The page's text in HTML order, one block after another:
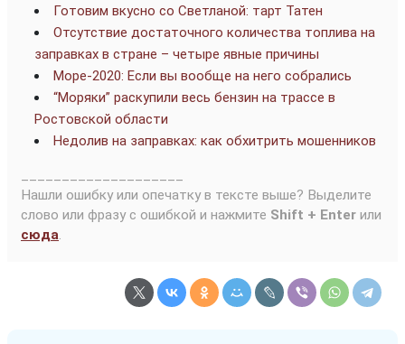
Готовим вкусно со Светланой: тарт Татен
Отсутствие достаточного количества топлива на
заправках в стране – четыре явные причины
Море-2020: Если вы вообще на него собрались
“Моряки” раскупили весь бензин на трассе в
Ростовской области
Недолив на заправках: как обхитрить мошенников
Нашли ошибку или опечатку в тексте выше? Выделите
слово или фразу с ошибкой и нажмите Shift + Enter или
сюда.